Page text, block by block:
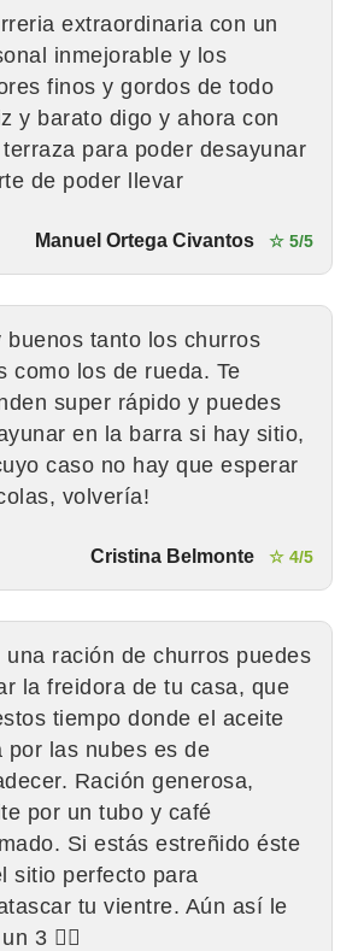
extraordinaria con un
inmejorable y los
finos y gordos de todo
y barato digo y ahora con
terraza para poder desayunar
de poder llevar
Manuel Ortega Civantos ☆ 5/5
buenos tanto los churros
como los de rueda. Te
super rápido y puedes
en la barra si hay sitio,
caso no hay que esperar
volvería!
Cristina Belmonte ☆ 4/5
una ración de churros puedes
la freidora de tu casa, que
tiempo donde el aceite
por las nubes es de
Ración generosa,
por un tubo y café
Si estás estreñido éste
sitio perfecto para
tu vientre. Aún así le
3 👌🏼